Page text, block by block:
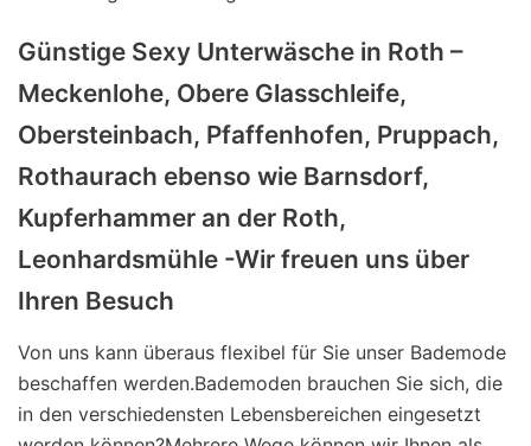
Günstige Sexy Unterwäsche in Roth –
Meckenlohe, Obere Glasschleife,
Obersteinbach, Pfaffenhofen, Pruppach,
Rothaurach ebenso wie Barnsdorf,
Kupferhammer an der Roth,
Leonhardsmühle -Wir freuen uns über
Ihren Besuch
Von uns kann überaus flexibel für Sie unser Bademode
beschaffen werden.Bademoden brauchen Sie sich, die
in den verschiedensten Lebensbereichen eingesetzt